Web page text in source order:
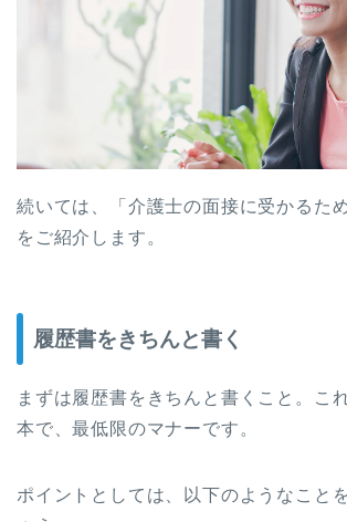
続いては、「介護士の面接に受かるた
をご紹介します。
履歴書をきちんと書く
まずは履歴書をきちんと書くこと。こ
本で、最低限のマナーです。
ポイントとしては、以下のようなこと